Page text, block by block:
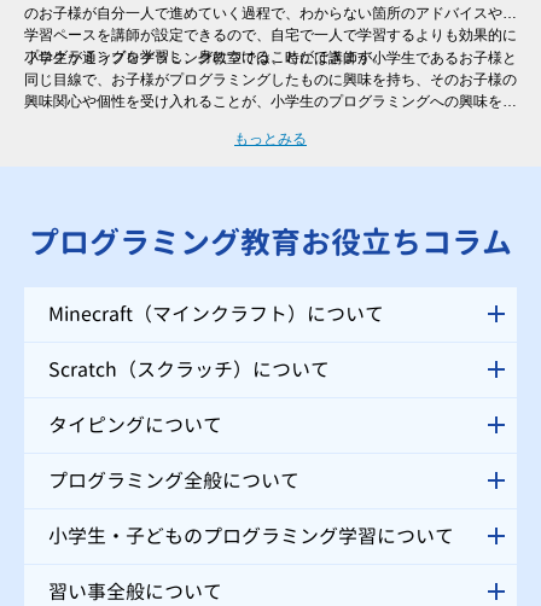
のお子様が自分一人で進めていく過程で、わからない箇所のアドバイスや、
学習ペースを講師が設定できるので、自宅で一人で学習するよりも効果的に
プログラミングを学習し、身につけることができます。
小学生が通うプログラミング教室では、時には講師が小学生であるお子様と
同じ目線で、お子様がプログラミングしたものに興味を持ち、そのお子様の
興味関心や個性を受け入れることが、小学生のプログラミングへの興味を継
度に合わせた個別指導を行う「QUREOプログラミング教室 明光義塾 福原
もっとみる
プログラミング教育お役立ちコラム
Minecraft（マインクラフト）について
Scratch（スクラッチ）について
タイピングについて
プログラミング全般について
小学生・子どものプログラミング学習について
習い事全般について